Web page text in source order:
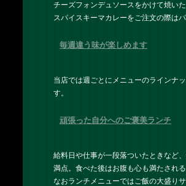
チーズフォンデュソースをかけて焼い
スパイスキーマカレーをご注文の際は
毎週違う味が楽しめます
当店では週ごとにメニューのラインナ
す。
頑張った自分へのご褒美ランチ
給料日や仕事が一段落ついたときなど
満点。食べた後はお腹も心も満たされ
なおランチメニューではご飯の大盛り